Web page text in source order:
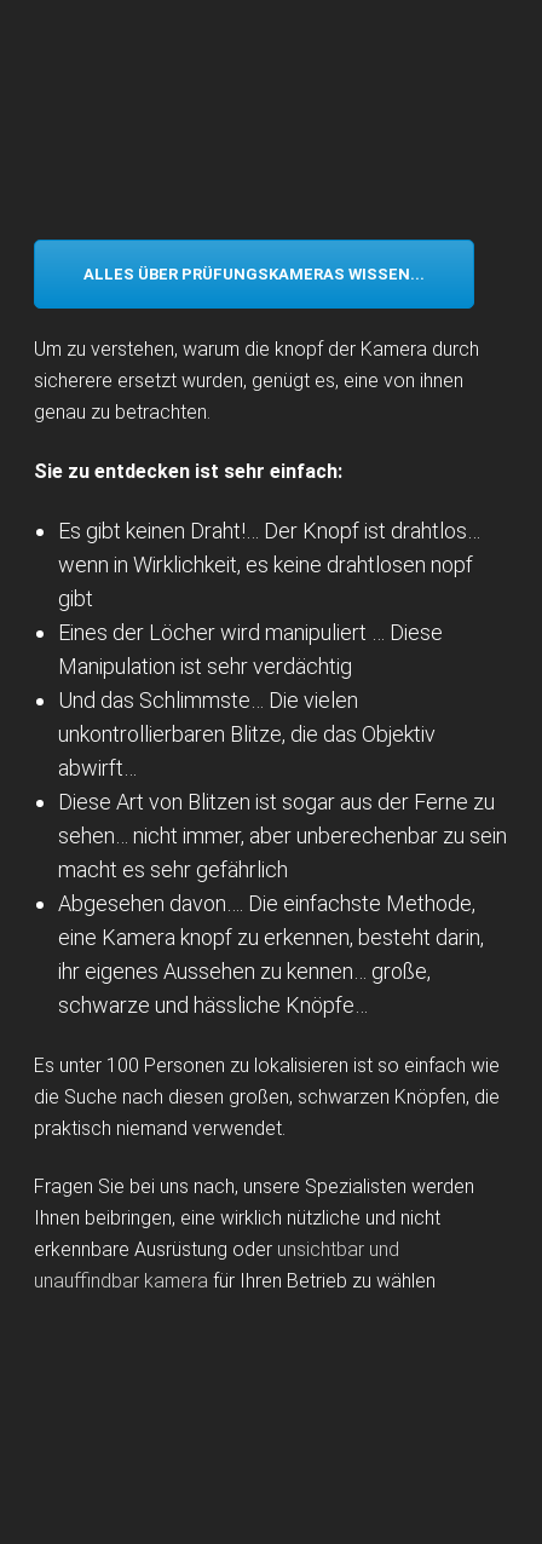
ALLES ÜBER PRÜFUNGSKAMERAS WISSEN...
Um zu verstehen, warum die knopf der Kamera durch
sicherere ersetzt wurden, genügt es, eine von ihnen
genau zu betrachten.
Sie zu entdecken ist sehr einfach:
Es gibt keinen Draht!… Der Knopf ist drahtlos…
wenn in Wirklichkeit, es keine drahtlosen nopf
gibt
Eines der Löcher wird manipuliert … Diese
Manipulation ist sehr verdächtig
Und das Schlimmste… Die vielen
unkontrollierbaren Blitze, die das Objektiv
abwirft…
Diese Art von Blitzen ist sogar aus der Ferne zu
sehen… nicht immer, aber unberechenbar zu sein
macht es sehr gefährlich
Abgesehen davon…. Die einfachste Methode,
eine Kamera knopf zu erkennen, besteht darin,
ihr eigenes Aussehen zu kennen… große,
schwarze und hässliche Knöpfe…
Es unter 100 Personen zu lokalisieren ist so einfach wie
die Suche nach diesen großen, schwarzen Knöpfen, die
praktisch niemand verwendet.
Fragen Sie bei uns nach, unsere Spezialisten werden
Ihnen beibringen, eine wirklich nützliche und nicht
erkennbare Ausrüstung oder unsichtbar und
unauffindbar kamera für Ihren Betrieb zu wählen